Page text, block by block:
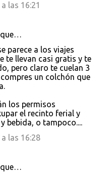
las 16:21
que…
parece a los viajes
te llevan casi gratis y te
pero claro te cuelan 3
un colchón que
los permisos
el recinto ferial y
bebida, o tampoco....
las 16:28
que…